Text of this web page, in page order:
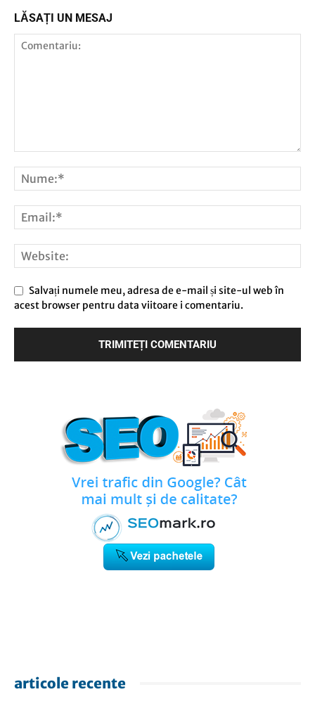
LĂSAȚI UN MESAJ
Salvați numele meu, adresa de e-mail și site-ul web în
acest browser pentru data viitoare i comentariu.
articole recente